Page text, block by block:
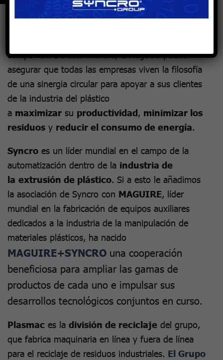
componen. De esta manera, el negocio puede
asegurar que todas las empresas viven la filosofía
de una sinergia circular para apoyar a sus clientes
de la industria del plástico
a maximizar su productividad, minimizar los
residuos y reducir el consumo de energía.
Syncro es un líder mundial en el campo de la
automatización dentro de la industria de
la extrusión de plástico. Si a esto le añadimos
la asociación de Syncro con MAGUIRE, líder
mundial en la fabricación de equipos auxiliares
dedicados a la industria de la manipulación de
materiales plásticos, ha nacido
MAGUIRE+SYNCRO una cooperación
beneficiosa para ampliar las gamas de
productos de cada uno e impulsar sus
desarrollos tecnológicos conjuntos en curso.
Plasmac es la división de reciclaje del grupo,
que fabrica maquinaria en línea y fuera de línea
para el reciclaje de residuos industriales. El Grupo